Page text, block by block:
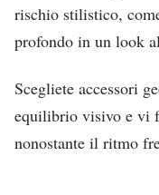
rischio stilistico,
profondo in un look
Scegliete accessori
equilibrio visivo e vi
nonostante il ritmo